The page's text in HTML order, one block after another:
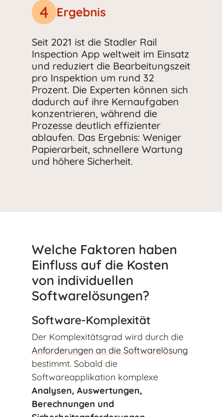
4 Ergebnis
Seit 2021 ist die Stadler Rail
Inspection App weltweit im Einsatz
und reduziert die Bearbeitungszeit
pro Inspektion um rund 32
Prozent. Die Experten können sich
dadurch auf ihre Kernaufgaben
konzentrieren, während die
Prozesse deutlich effizienter
ablaufen. Das Ergebnis: Weniger
Papierarbeit, schnellere Wartung
und höhere Sicherheit.
Welche Faktoren haben
Einfluss auf die Kosten
von individuellen
Softwarelösungen?
Software-Komplexität
Der Komplexitätsgrad wird durch die
Anforderungen an die Softwarelösung
bestimmt. Sobald die
Softwareapplikation komplexe
Analysen, Auswertungen,
Berechnungen und